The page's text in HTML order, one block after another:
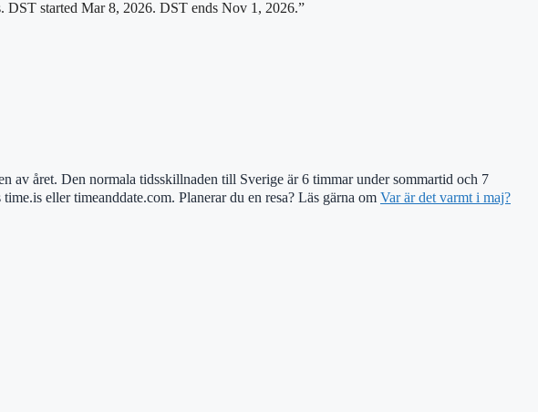
started Mar 8, 2026. DST ends Nov 1, 2026.”
året. Den normala tidsskillnaden till Sverige är 6 timmar under sommartid och 7
eller timeanddate.com. Planerar du en resa? Läs gärna om Var är det varmt i maj?